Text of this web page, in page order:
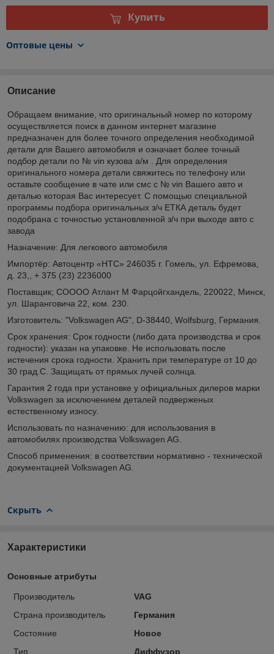
Купить
Оптовые цены
Описание
Обращаем внимание, что оригинальный номер по которому
осуществляется поиск в данном интернет магазине
предназначен для более точного определения необходимой
детали для Вашего автомобиля и означает более точный
подбор детали по № vin кузова а/м . Для определения
оригинального номера детали свяжитесь по телефону или
оставьте сообщение в чате или смс с № vin Вашего авто и
деталью которая Вас интересует. С помощью специальной
программы подбора оригинальных з/ч ЕТКА деталь будет
подобрана с точностью установленной з/ч при выходе авто с
завода
Назначение: Для легкового автомобиля
Импортёр: Автоцентр «НТС» 246035 г. Гомель, ул. Ефремова,
д. 23,, + 375 (23) 2236000
Поставщик; СОООО Атлант М Фарцойгхандель, 220022, Минск,
ул. Шаранговича 22, ком. 230.
Изготовитель: "Volkswagen AG", D-38440, Wolfsburg, Германия.
Срок хранения: Срок годности (либо дата производства и срок
годности): указан на упаковке. Не использовать после
истечения срока годности. Хранить при температуре от 10 до
30 град.С. Защищать от прямых лучей солнца.
Гарантия 2 года при установке у официальных дилеров марки
Volkswagen за исключением деталей подверженых
естественному износу.
Использовать по назначению: для использования в
автомобилях производства Volkswagen AG.
Способ применения: в соответствии нормативно - технической
документацией Volkswagen AG.
Скрыть
Характеристики
Основные атрибуты
Производитель
VAG
Страна производитель
Германия
Состояние
Новое
Тип
Диффузор